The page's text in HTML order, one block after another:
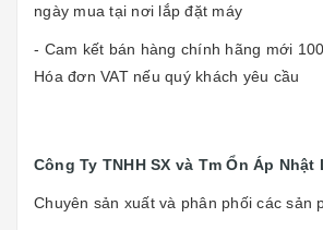
ngày mua tại nơi lắp đặt máy
- Cam kết bán hàng chính hãng mới
Hóa đơn VAT nếu quý khách yêu cầu
Công Ty TNHH SX và Tm Ổn Áp Nhật
Chuyên sản xuất và phân phối các sản